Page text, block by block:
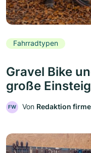
Fahrradtypen
Gravel Bike
große
FW Von Redaktion